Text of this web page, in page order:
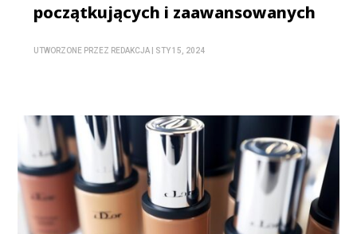
początkujących i zaawansowanych
UTWORZONE PRZEZ REDAKCJA STY 15, 2024